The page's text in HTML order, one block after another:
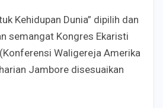
Kehidupan Dunia” dipilih dan
semangat Kongres Ekaristi
Waligereja Amerika
Jambore disesuaikan